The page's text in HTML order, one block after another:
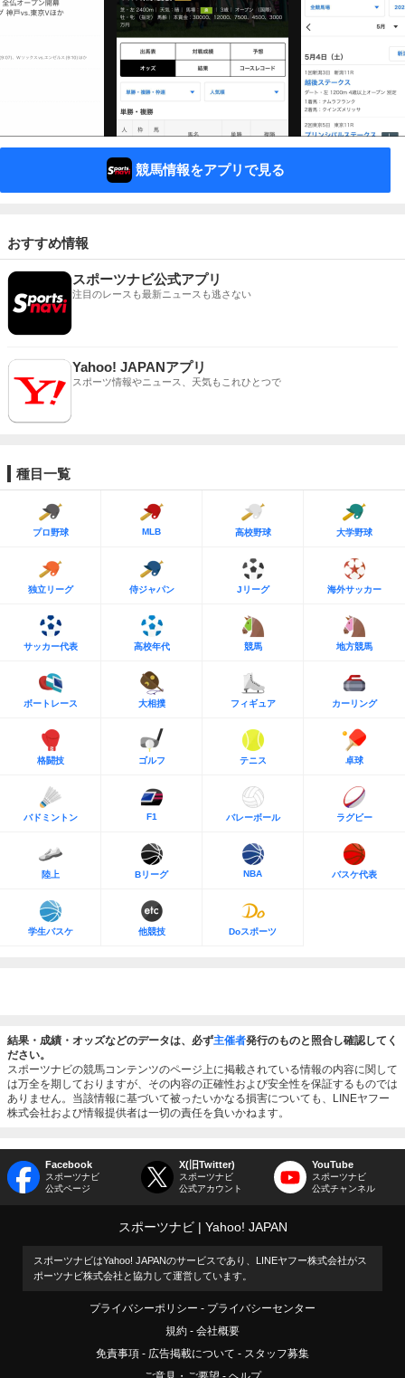
競馬情報をアプリで見る
おすすめ情報
スポーツナビ公式アプリ
注目のレースも最新ニュースも逃さない
Yahoo! JAPANアプリ
スポーツ情報やニュース、天気もこれひとつで
種目一覧
プロ野球 MLB 高校野球 大学野球
独立リーグ 侍ジャパン Jリーグ 海外サッカー
サッカー代表 高校年代 競馬 地方競馬
ボートレース 大相撲 フィギュア カーリング
格闘技 ゴルフ テニス 卓球
バドミントン F1 バレーボール ラグビー
陸上 Bリーグ NBA バスケ代表
学生バスケ 他競技 Doスポーツ
結果・成績・オッズなどのデータは、必ず主催者発行のものと照合し確認してく
ださい。
スポーツナビの競馬コンテンツのページ上に掲載されている情報の内容に関して
は万全を期しておりますが、その内容の正確性および安全性を保証するものでは
ありません。当該情報に基づいて被ったいかなる損害についても、LINEヤフー
株式会社および情報提供者は一切の責任を負いかねます。
Facebook
スポーツナビ
公式ページ
X(旧Twitter)
スポーツナビ
公式アカウント
YouTube
スポーツナビ
公式チャンネル
スポーツナビ Yahoo! JAPAN
スポーツナビはYahoo! JAPANのサービスであり、LINEヤフー株式会社がス
ポーツナビ株式会社と協力して運営しています。
プライバシーポリシー
プライバシーセンター
規約
会社概要
免責事項
広告掲載について
スタッフ募集